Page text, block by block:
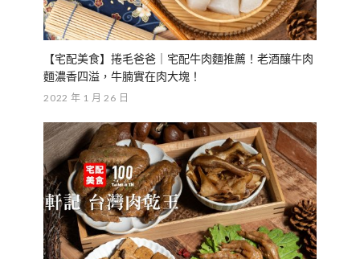
【宅配美食】捲毛爸爸｜宅配牛肉麵推薦！老酒釀牛肉
麵濃香四溢，牛腩實在肉大塊！
2022 年 1 月 26 日